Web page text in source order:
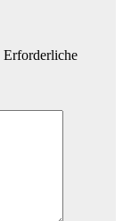
Erforderliche